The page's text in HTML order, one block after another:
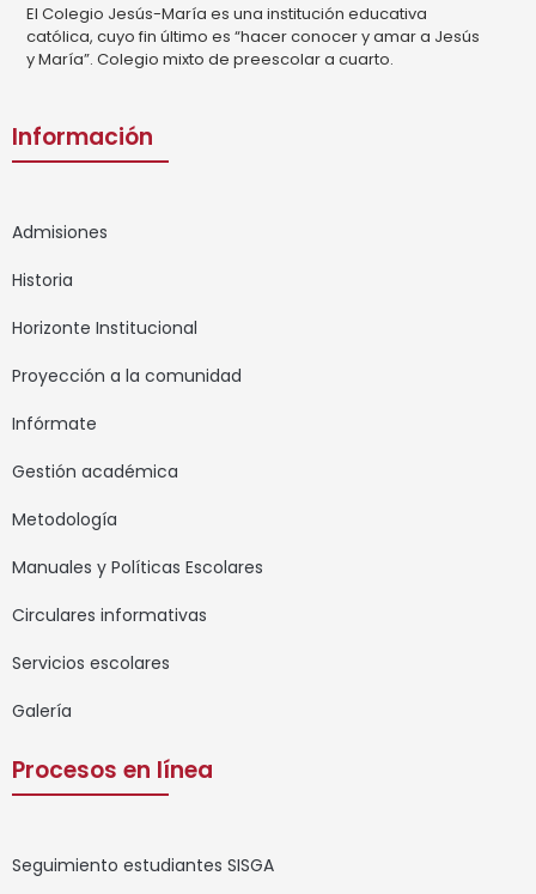
El Colegio Jesús-María es una institución educativa
católica, cuyo fin último es “hacer conocer y amar a Jesús
y María”. Colegio mixto de preescolar a cuarto.
Información
Admisiones
Historia
Horizonte Institucional
Proyección a la comunidad
Infórmate
Gestión académica
Metodología
Manuales y Políticas Escolares
Circulares informativas
Servicios escolares
Galería
Procesos en línea
Seguimiento estudiantes SISGA